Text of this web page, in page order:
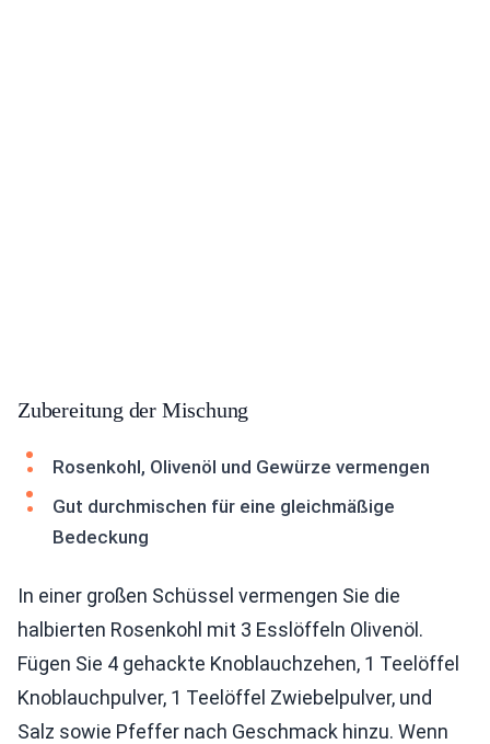
Zubereitung der Mischung
Rosenkohl, Olivenöl und Gewürze vermengen
Gut durchmischen für eine gleichmäßige
Bedeckung
In einer großen Schüssel vermengen Sie die
halbierten Rosenkohl mit 3 Esslöffeln Olivenöl.
Fügen Sie 4 gehackte Knoblauchzehen, 1 Teelöffel
Knoblauchpulver, 1 Teelöffel Zwiebelpulver, und
Salz sowie Pfeffer nach Geschmack hinzu. Wenn